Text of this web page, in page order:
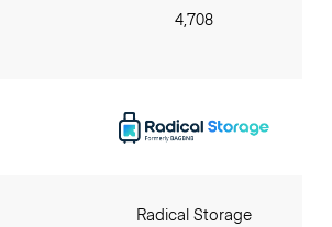
4,708
Radical Storage